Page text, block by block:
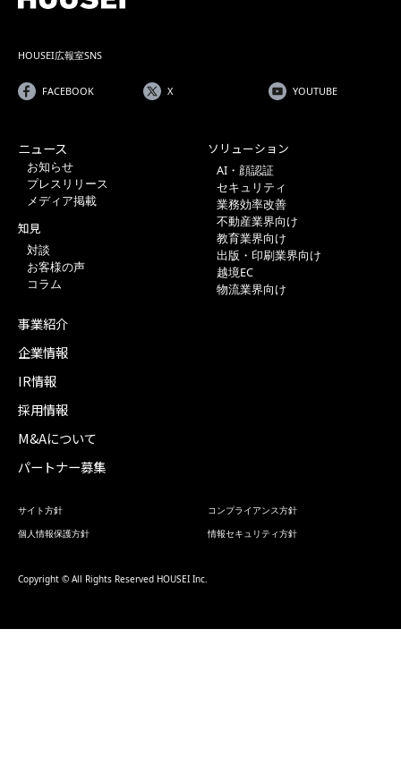
HOUSEI広報室SNS
FACEBOOK X YOUTUBE
ニュース
お知らせ
プレスリリース
メディア掲載
知見
対談
お客様の声
コラム
ソリューション
AI・顔認証
セキュリティ
業務効率改善
不動産業界向け
教育業界向け
出版・印刷業界向け
越境EC
物流業界向け
事業紹介
企業情報
IR情報
採用情報
M&Aについて
パートナー募集
サイト方針
コンプライアンス方針
個人情報保護方針
情報セキュリティ方針
Copyright © All Rights Reserved HOUSEI Inc.